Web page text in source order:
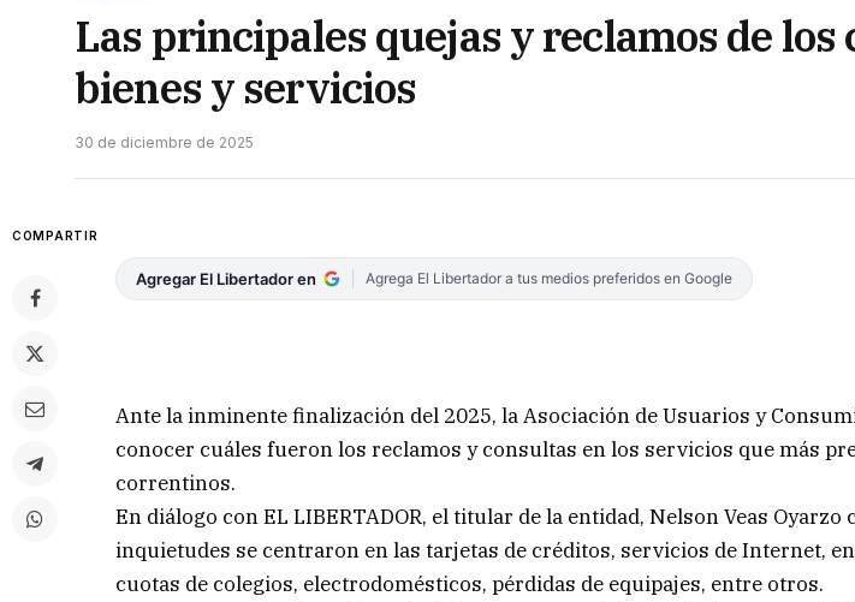
Las principales quejas y reclamos de
bienes y servicios
30 de diciembre de 2025
COMPARTIR
Agregar El Libertador en Agrega El Libertador a tus medios preferidos en Google
Ante la inminente finalización del 2025, la Asociación de Usuarios y
conocer cuáles fueron los reclamos y consultas en los servicios que más
correntinos.
En diálogo con EL LIBERTADOR, el titular de la entidad, Nelson Veas Oyarzo
inquietudes se centraron en las tarjetas de créditos, servicios de Internet,
cuotas de colegios, electrodomésticos, pérdidas de equipajes, entre otros.